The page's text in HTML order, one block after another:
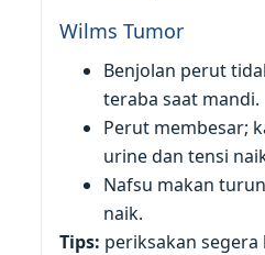
Wilms Tumor
Benjolan perut
teraba saat mandi.
Perut membesar;
urine dan tensi
Nafsu makan
naik.
Tips: periksakan